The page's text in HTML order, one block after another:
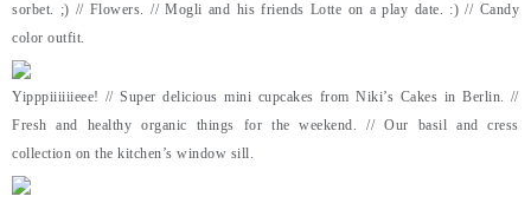
sorbet. ;) // Flowers. // Mogli and his friends Lotte on a play date. :) // Candy
color outfit.
Yipppiiiiiieee! // Super delicious mini cupcakes from Niki’s Cakes in Berlin. //
Fresh and healthy organic things for the weekend. // Our basil and cress
collection on the kitchen’s window sill.